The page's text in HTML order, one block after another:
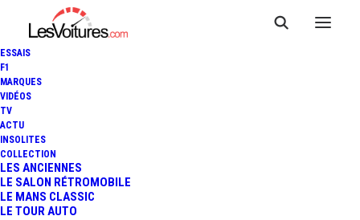
ESSAIS
F1
MARQUES
VIDÉOS
TV
ACTU
INSOLITES
COLLECTION
LES ANCIENNES
LE SALON RÉTROMOBILE
LE MANS CLASSIC
LE TOUR AUTO
24 HEURES DU MANS 2013 -
L'ÉVEIL AU MANS PAR